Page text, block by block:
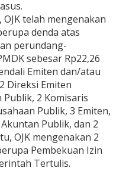
telah mengenakan
denda atas
perundang-
sebesar Rp22,26
Emiten dan/atau
Direksi Emiten
2 Komisaris
Publik, 3 Emiten,
Publik, dan 2
OJK mengenakan 2
Pembekuan Izin
Tertulis.